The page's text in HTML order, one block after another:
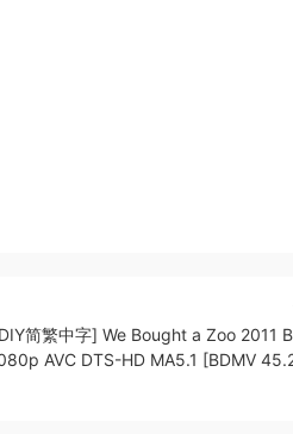
简繁中字] We Bought a Zoo 2011
AVC DTS-HD MA5.1 [BDMV